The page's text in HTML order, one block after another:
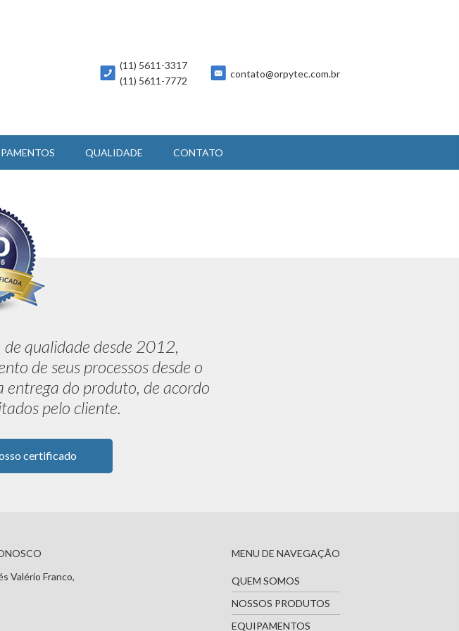
(11) 5611-3317
(11) 5611-7772
contato@orpytec.com.br
QUALIDADE CONTATO
qualidade desde 2012,
de seus processos desde o
do produto, de acordo
pelo cliente.
certificado
Valério Franco,
MENU DE NAVEGAÇÃO
QUEM SOMOS
NOSSOS PRODUTOS
EQUIPAMENTOS